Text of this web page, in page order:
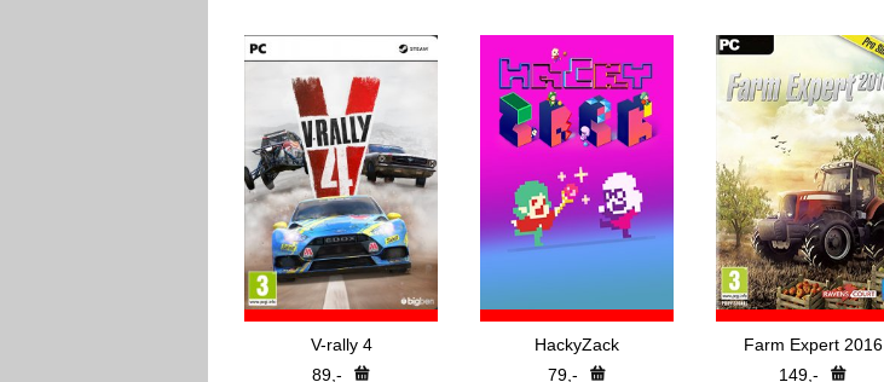
V-rally 4
89,-
HackyZack
79,-
Farm Expert 2016
149,-